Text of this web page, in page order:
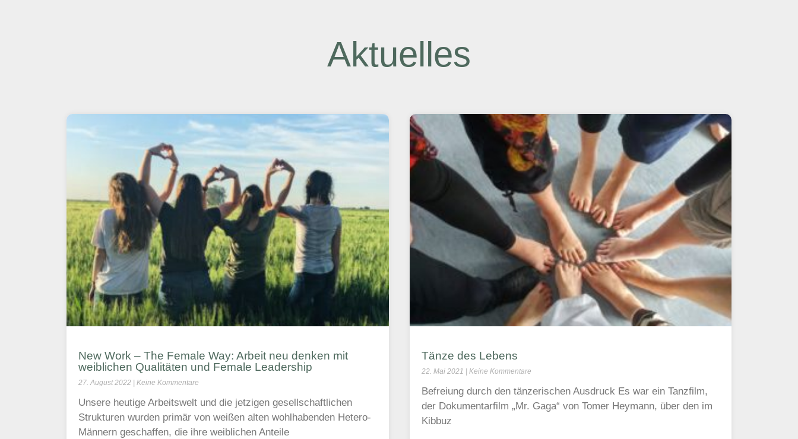
Aktuelles
New Work – The Female Way: Arbeit neu denken mit
weiblichen Qualitäten und Female Leadership
27. August 2022 Keine Kommentare
Unsere heutige Arbeitswelt und die jetzigen gesellschaftlichen
Strukturen wurden primär von weißen alten wohlhabenden Hetero-
Männern geschaffen, die ihre weiblichen Anteile
Tänze des Lebens
22. Mai 2021 Keine Kommentare
Befreiung durch den tänzerischen Ausdruck Es war ein Tanzfilm,
der Dokumentarfilm „Mr. Gaga“ von Tomer Heymann, über den im
Kibbuz